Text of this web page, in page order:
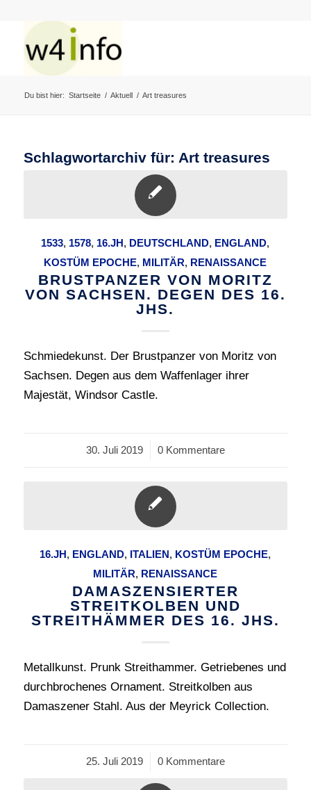
Du bist hier: Startseite / Aktuell / Art treasures
Schlagwortarchiv für: Art treasures
1533, 1578, 16.JH, DEUTSCHLAND, ENGLAND,
KOSTÜM EPOCHE, MILITÄR, RENAISSANCE
BRUSTPANZER VON MORITZ
VON SACHSEN. DEGEN DES 16.
JHS.
Schmiedekunst. Der Brustpanzer von Moritz von
Sachsen. Degen aus dem Waffenlager ihrer
Majestät, Windsor Castle.
30. Juli 2019
/ 0 Kommentare
16.JH, ENGLAND, ITALIEN, KOSTÜM EPOCHE,
MILITÄR, RENAISSANCE
DAMASZENSIERTER
STREITKOLBEN UND
STREITHÄMMER DES 16. JHS.
Metallkunst. Prunk Streithammer. Getriebenes und
durchbrochenes Ornament. Streitkolben aus
Damaszener Stahl. Aus der Meyrick Collection.
25. Juli 2019
/ 0 Kommentare